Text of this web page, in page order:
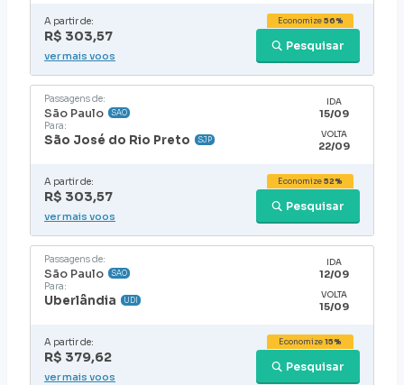
A partir de:
R$ 303,57
Pesquisar
Economize56%
ver mais voos
Passagens de:
São Paulo SAO
Para:
São José do Rio Preto SJP
IDA
15/09
VOLTA
22/09
A partir de:
R$ 303,57
Pesquisar
Economize52%
ver mais voos
Passagens de:
São Paulo SAO
Para:
Uberlândia UDI
IDA
12/09
VOLTA
15/09
A partir de:
R$ 379,62
Pesquisar
Economize15%
ver mais voos